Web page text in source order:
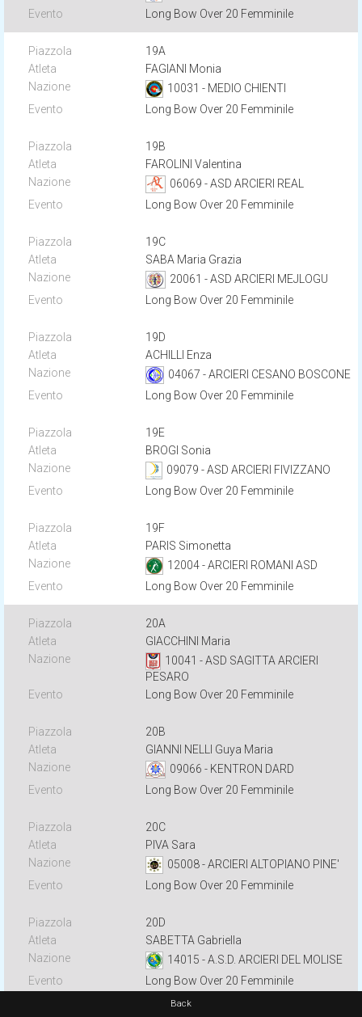
Long Bow Over 20 Femminile
19A
FAGIANI Monia
10031 - MEDIO CHIENTI
Long Bow Over 20 Femminile
19B
FAROLINI Valentina
06069 - ASD ARCIERI REAL
Long Bow Over 20 Femminile
19C
SABA Maria Grazia
20061 - ASD ARCIERI MEJLOGU
Long Bow Over 20 Femminile
19D
ACHILLI Enza
04067 - ARCIERI CESANO BOSCONE
Long Bow Over 20 Femminile
19E
BROGI Sonia
09079 - ASD ARCIERI FIVIZZANO
Long Bow Over 20 Femminile
19F
PARIS Simonetta
12004 - ARCIERI ROMANI ASD
Long Bow Over 20 Femminile
20A
GIACCHINI Maria
10041 - ASD SAGITTA ARCIERI
PESARO
Long Bow Over 20 Femminile
20B
GIANNI NELLI Guya Maria
09066 - KENTRON DARD
Long Bow Over 20 Femminile
20C
PIVA Sara
05008 - ARCIERI ALTOPIANO PINE'
Long Bow Over 20 Femminile
20D
SABETTA Gabriella
14015 - A.S.D. ARCIERI DEL MOLISE
Long Bow Over 20 Femminile
Back